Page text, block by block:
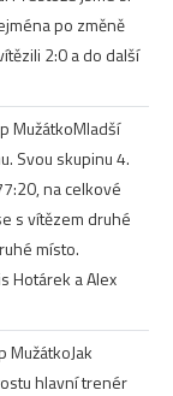
po změně
2:0 a do další
MužátkoMladší
Svou skupinu 4.
na celkové
s vítězem druhé
místo.
Hotárek a Alex
MužátkoJak
hlavní trenér